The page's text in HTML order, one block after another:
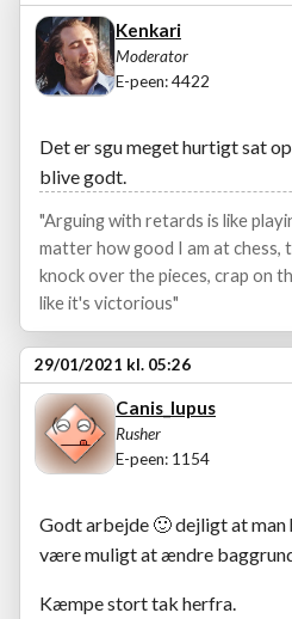
Kenkari
Moderator
E-peen: 4422
Det er sgu meget hurtigt sat
blive godt.
"Arguing with retards is like
matter how good I am at chess,
knock over the pieces, crap on
like it's victorious"
29/01/2021 kl. 05:26
Canis_lupus
Rusher
E-peen: 1154
Godt arbejde 🙂dejligt at man
være muligt at ændre
Kæmpe stort tak herfra.